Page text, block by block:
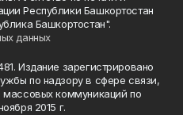
Республики Башкортостан
Башкортостан".
данных
Издание зарегистрировано
по надзору в сфере связи,
массовых коммуникаций по
2015 г.